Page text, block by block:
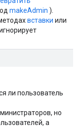
makeAdmin ).
вставки или
ли пользователь
но
а